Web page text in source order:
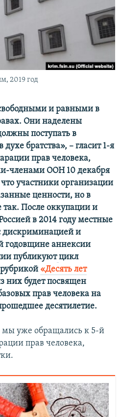
2019 год
и равными в
Они наделены
поступать в
братства», – гласит 1-я
прав человека,
членами ООН 10 декабря
участники организации
ценности, но в
После оккупации и
в 2014 году местные
дискриминацией и
годовщине аннексии
публикуют цикл
«Десять лет
них будет посвящен
прав человека на
десятилетие.
мы уже обращались к 5-й
прав человека,